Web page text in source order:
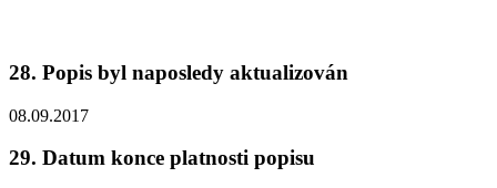
28. Popis byl naposledy aktualizován
08.09.2017
29. Datum konce platnosti popisu